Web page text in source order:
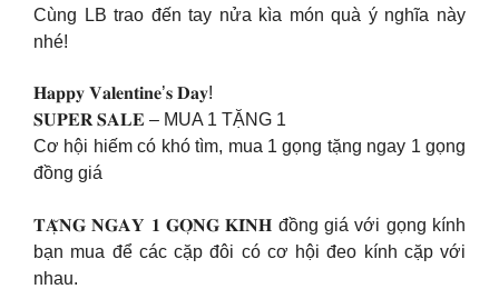
Cùng LB trao đến tay nửa kìa món quà ý nghĩa này
nhé!
𝐇𝐚𝐩𝐩𝐲 𝐕𝐚𝐥𝐞𝐧𝐭𝐢𝐧𝐞’𝐬 𝐃𝐚𝐲!
𝐒𝐔𝐏𝐄𝐑 𝐒𝐀𝐋𝐄 – MUA 1 TẶNG 1
Cơ hội hiếm có khó tìm, mua 1 gọng tặng ngay 1 gọng
đồng giá
𝐓𝐀̣̆𝐍𝐆 𝐍𝐆𝐀𝐘 𝟏 𝐆𝐎̣𝐍𝐆 𝐊𝐈́𝐍𝐇 đồng giá với gọng kính
bạn mua để các cặp đôi có cơ hội đeo kính cặp với
nhau.